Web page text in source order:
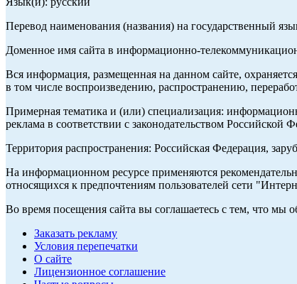
Перевод наименования (названия) на государственный
Доменное имя сайта в информационно-
Вся информация, размещенная на данном сайте,
в том числе воспроизведению, распространению,
Примерная тематика и (или) специализация:
реклама в соответствии с законодательством Российской
Территория распространения: Российская Федерация,
На информационном ресурсе применяются
относящихся к предпочтениям пользователей сети
Во время посещения сайта вы соглашаетесь с тем, что
Заказать рекламу
Условия перепечатки
О сайте
Лицензионное соглашение